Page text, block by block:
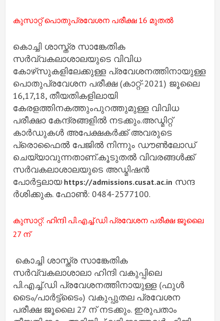
കുസാറ്റ് പൊതുപ്രവേശന പരീക്ഷ 16 മുതല്‍
കൊച്ചി ശാസ്ത്ര സാങ്കേതിക
സര്‍വ്വകലാശാലയുടെ വിവിധ
കോഴ്‌സുകളിലേക്കുള്ള പ്രവേശനത്തിനായുള്ള
പൊതുപ്രവേശന പരീക്ഷ (കാറ്റ്-2021) ജൂലൈ
16,17,18, തീയതികളിലായി
കേരളത്തിനകത്തുംപുറത്തുമുള്ള വിവിധ
പരീക്ഷാ കേന്ദ്രങ്ങളില്‍ നടക്കും.അഡ്മിറ്റ്
കാര്‍ഡുകള്‍ അപേക്ഷകര്‍ക്ക് അവരുടെ
പ്രൊഫൈല്‍ പേജില്‍ നിന്നും ഡൗണ്‍ലോഡ്
ചെയ്യാവുന്നതാണ്.കൂടുതല്‍ വിവരങ്ങള്‍ക്ക്
സര്‍വകലാശാലയുടെ അഡ്മിഷന്‍
പോര്‍ട്ടലായ https://admissions.cusat.ac.in സന്ദ
ര്‍ശിക്കുക. ഫോണ്‍: 0484-2577100.
കുസാറ്റ്: ഹിന്ദി പി.എച്ച്.ഡി പ്രവേശന പരീക്ഷ ജൂലൈ
27 ന്
കൊച്ചി ശാസ്ത്ര സാങ്കേതിക
സര്‍വ്വകലാശാലാ ഹിന്ദി വകുപ്പിലെ
പി.എച്ച്.ഡി പ്രവേശനത്തിനായുള്ള (ഫുള്‍
ടൈം/പാര്‍ട്ട്‌ടൈം) വകുപ്പുതല പ്രവേശന
പരീക്ഷ ജൂലൈ 27 ന് നടക്കും. ഇരുപതാം